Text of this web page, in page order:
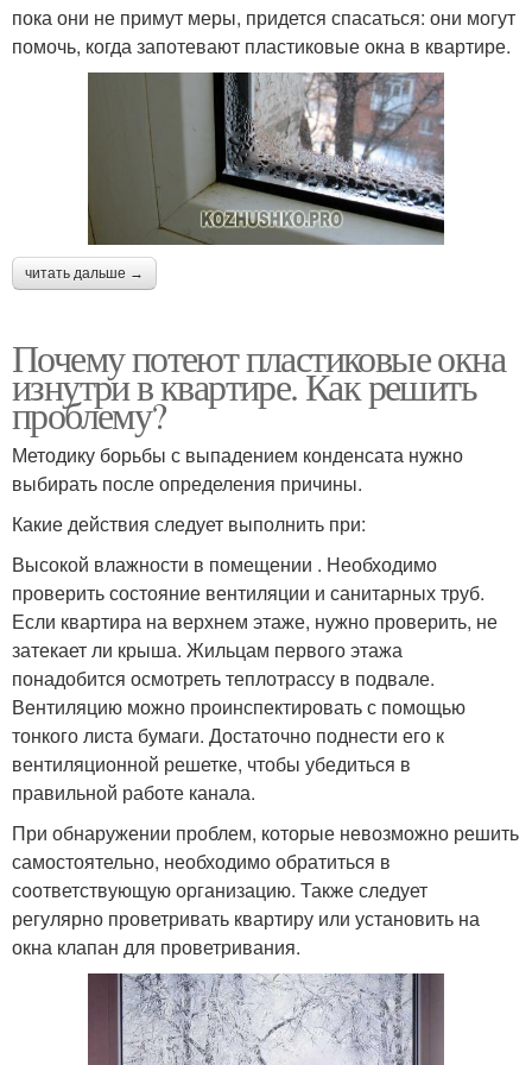
пока они не примут меры, придется спасаться: они могут
помочь, когда запотевают пластиковые окна в квартире.
читать дальше →
Почему потеют пластиковые окна
изнутри в квартире. Как решить
проблему?
Методику борьбы с выпадением конденсата нужно
выбирать после определения причины.
Какие действия следует выполнить при:
Высокой влажности в помещении . Необходимо
проверить состояние вентиляции и санитарных труб.
Если квартира на верхнем этаже, нужно проверить, не
затекает ли крыша. Жильцам первого этажа
понадобится осмотреть теплотрассу в подвале.
Вентиляцию можно проинспектировать с помощью
тонкого листа бумаги. Достаточно поднести его к
вентиляционной решетке, чтобы убедиться в
правильной работе канала.
При обнаружении проблем, которые невозможно решить
самостоятельно, необходимо обратиться в
соответствующую организацию. Также следует
регулярно проветривать квартиру или установить на
окна клапан для проветривания.